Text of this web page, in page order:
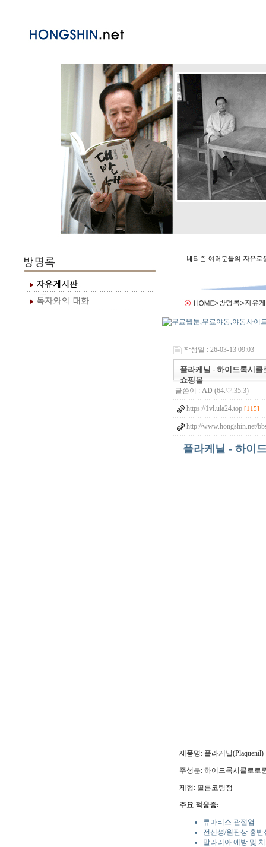
작성일 : 26-03-13 09:03
플라케닐 - 하이드록시
쇼핑몰
글쓴이 : AD (64.♡.35.3)
https://1vl.ula24.top [115]
http://www.hongshin.net/
플라케닐 - 하이
제품명: 플라케닐(Plaquenil)
주성분: 하이드록시클로로
제형: 필름코팅정
주요 적응증:
류마티스 관절염
전신성/원판상 홍반
말라리아 예방 및